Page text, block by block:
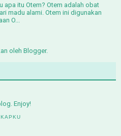
apa itu Otem? Otem adalah obat
madu alami. Otem ini digunakan
O...
oleh Blogger.
Enjoy!